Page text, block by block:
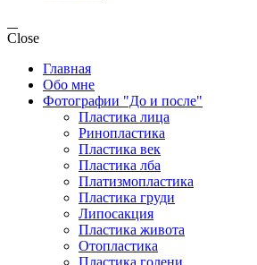
Close
Главная
Обо мне
Фотографии "До и после"
Пластика лица
Ринопластика
Пластика век
Пластика лба
Платизмопластика
Пластика груди
Липосакция
Пластика живота
Отопластика
Пластика голени